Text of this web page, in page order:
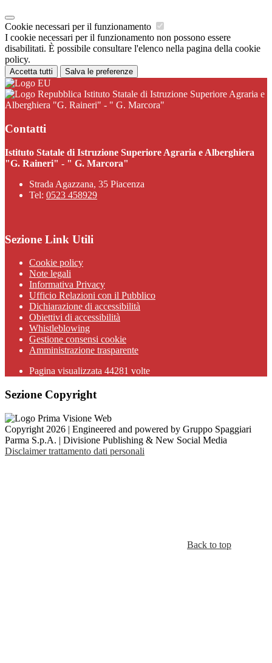
Cookie necessari per il funzionamento
I cookie necessari per il funzionamento non possono essere
disabilitati. È possibile consultare l'elenco nella pagina della cookie
policy.
Accetta tutti Salva le preferenze
Istituto Statale di Istruzione Superiore Agraria e
Alberghiera "G. Raineri" - " G. Marcora"
Contatti
Istituto Statale di Istruzione Superiore Agraria e Alberghiera
"G. Raineri" - " G. Marcora"
Strada Agazzana, 35 Piacenza
Tel: 0523 458929
Sezione Link Utili
Cookie policy
Note legali
Informativa Privacy
Ufficio Relazioni con il Pubblico
Dichiarazione di accessibilità
Obiettivi di accessibilità
Whistleblowing
Gestione consensi cookie
Amministrazione trasparente
Pagina visualizzata 44281 volte
Sezione Copyright
Copyright 2026 | Engineered and powered by Gruppo Spaggiari
Parma S.p.A. | Divisione Publishing & New Social Media
Disclaimer trattamento dati personali
Back to top